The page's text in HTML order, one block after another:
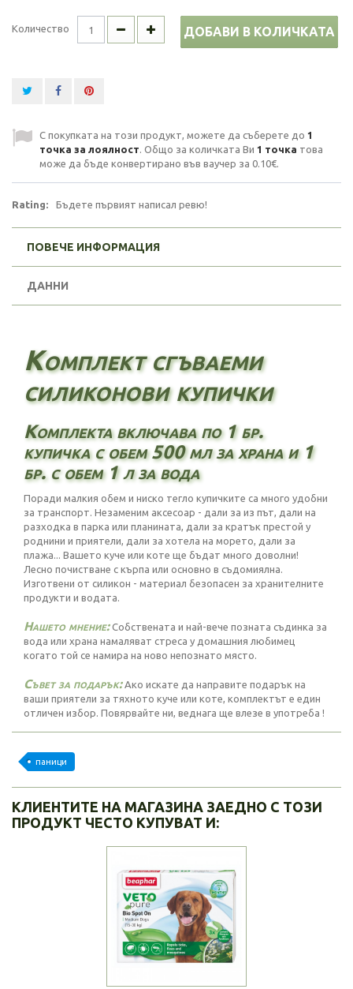
Количество ДОБАВИ В КОЛИЧКАТА
С покупката на този продукт, можете да съберете до 1
точка за лоялност. Общо за количката Ви 1 точка това
може да бъде конвертирано във ваучер за 0.10€.
Rating: Бъдете първият написал ревю!
ПОВЕЧЕ ИНФОРМАЦИЯ
ДАННИ
Комплект сгъваеми
силиконови купички
Комплекта включава по 1 бр.
купичка с обем 500 мл за храна и 1
бр. с обем 1 л за вода
Поради малкия обем и ниско тегло купичките са много удобни
за транспорт. Незаменим аксесоар - дали за из път, дали на
разходка в парка или планината, дали за кратък престой у
роднини и приятели, дали за хотела на морето, дали за
плажа... Вашето куче или коте ще бъдат много доволни!
Лесно почистване с кърпа или основно в съдомиялна.
Изготвени от силикон - материал безопасен за хранителните
продукти и водата.
Нашето мнение:Собствената и най-вече позната съдинка за
вода или храна намаляват стреса у домашния любимец
когато той се намира на ново непознато място.
Съвет за подарък:Ако искате да направите подарък на
ваши приятели за тяхното куче или коте, комплектът е един
отличен избор. Повярвайте ни, веднага ще влезе в употреба !
паници
КЛИЕНТИТЕ НА МАГАЗИНА ЗАЕДНО С ТОЗИ
ПРОДУКТ ЧЕСТО КУПУВАТ И: